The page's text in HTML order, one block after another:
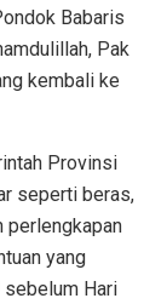
Babaris
Pak
kembali ke
Provinsi
seperti beras,
perlengkapan
yang
sebelum Hari